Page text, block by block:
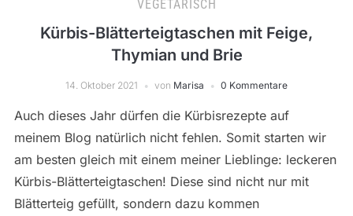
VEGETARISCH
Kürbis-Blätterteigtaschen mit Feige,
Thymian und Brie
14. Oktober 2021 von Marisa 0 Kommentare
Auch dieses Jahr dürfen die Kürbisrezepte auf
meinem Blog natürlich nicht fehlen. Somit starten wir
am besten gleich mit einem meiner Lieblinge: leckeren
Kürbis-Blätterteigtaschen! Diese sind nicht nur mit
Blätterteig gefüllt, sondern dazu kommen